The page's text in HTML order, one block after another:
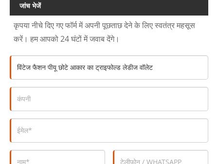
जांच भेजें
कृपया नीचे दिए गए फॉर्म में अपनी पूछताछ देने के लिए स्वतंत्र महसूस
करें। हम आपको 24 घंटों में जवाब देंगे।